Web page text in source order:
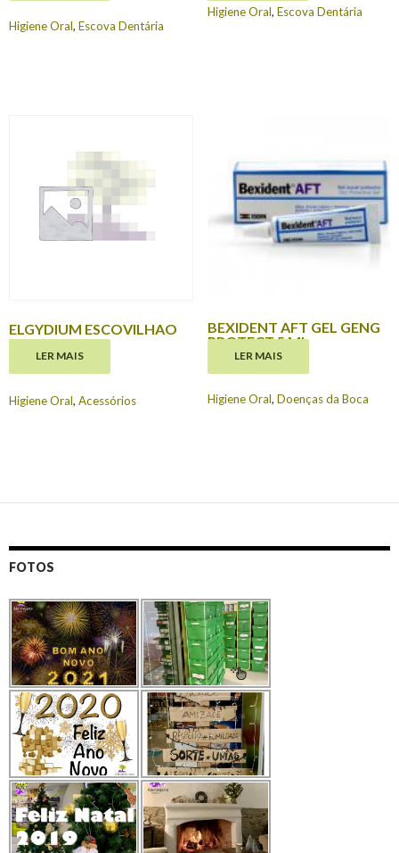
Higiene Oral, Escova Dentária
Higiene Oral, Escova Dentária
ELGYDIUM ESCOVILHAO
ESTREITO
LER MAIS
Higiene Oral, Acessórios
BEXIDENT AFT GEL GENG
PROTECT 5 ML
10.35
LER MAIS
Higiene Oral, Doenças da Boca
FOTOS